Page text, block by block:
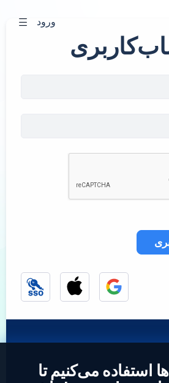
ورود
استفاده می‌کنیم تا